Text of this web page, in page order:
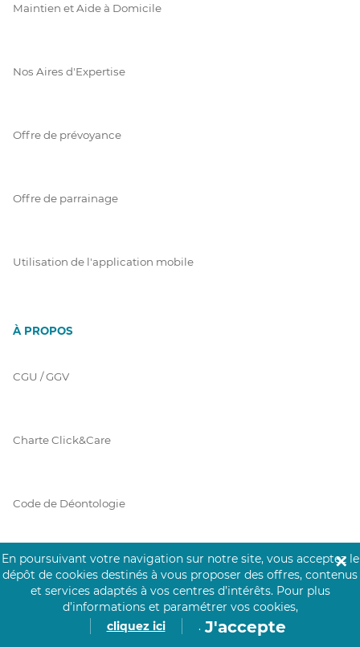
Maintien et Aide à Domicile
Nos Aires d'Expertise
Offre de prévoyance
Offre de parrainage
Utilisation de l'application mobile
À PROPOS
CGU / GGV
Charte Click&Care
Code de Déontologie
Mentions Légales
Prérequis Click&Care
En poursuivant votre navigation sur notre site, vous acceptez le
dépôt de cookies destinés à vous proposer des offres, contenus
et services adaptés à vos centres d’intérêts. Pour plus
d’informations et paramétrer vos cookies,
cliquez ici
. J'accepte
✕